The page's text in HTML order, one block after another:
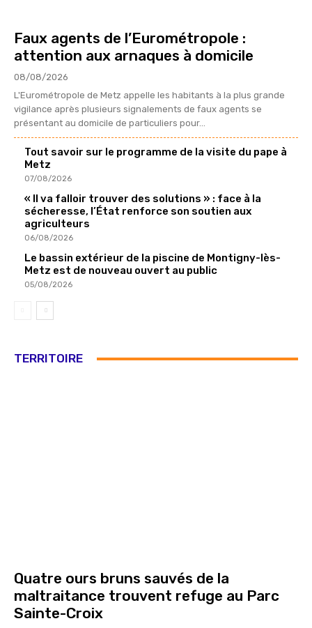
Faux agents de l’Eurométropole :
attention aux arnaques à domicile
08/08/2026
L'Eurométropole de Metz appelle les habitants à la plus grande
vigilance après plusieurs signalements de faux agents se
présentant au domicile de particuliers pour...
Tout savoir sur le programme de la visite du pape à
Metz
07/08/2026
« Il va falloir trouver des solutions » : face à la
sécheresse, l’État renforce son soutien aux
agriculteurs
06/08/2026
Le bassin extérieur de la piscine de Montigny-lès-
Metz est de nouveau ouvert au public
05/08/2026
TERRITOIRE
Quatre ours bruns sauvés de la
maltraitance trouvent refuge au Parc
Sainte-Croix